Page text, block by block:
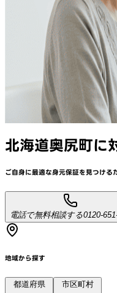
北海道奥尻町に
ご自身に最適な身元保証を見つける
電話で無料相談する0120-
地域から探す
都道府県
市区町村